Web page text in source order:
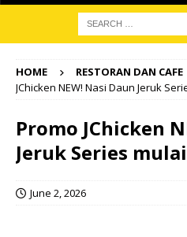
HOME RESTORAN DAN CAFE
JChicken NEW! Nasi Daun Jeruk
Promo JChicken
Jeruk Series
June 2, 2026